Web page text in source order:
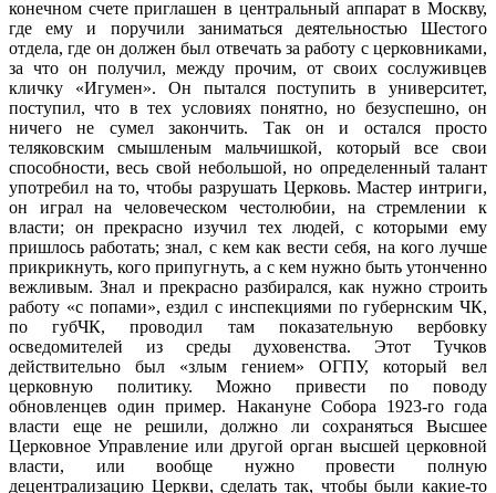
конечном счете приглашен в центральный аппарат в Москву,
где ему и поручили заниматься деятельностью Шестого
отдела, где он должен был отвечать за работу с церковниками,
за что он получил, между прочим, от своих сослуживцев
кличку «Игумен». Он пытался поступить в университет,
поступил, что в тех условиях понятно, но безуспешно, он
ничего не сумел закончить. Так он и остался просто
теляковским смышленым мальчишкой, который все свои
способности, весь свой небольшой, но определенный талант
употребил на то, чтобы разрушать Церковь. Мастер интриги,
он играл на человеческом честолюбии, на стремлении к
власти; он прекрасно изучил тех людей, с которыми ему
пришлось работать; знал, с кем как вести себя, на кого лучше
прикрикнуть, кого припугнуть, а с кем нужно быть утонченно
вежливым. Знал и прекрасно разбирался, как нужно строить
работу «с попами», ездил с инспекциями по губернским ЧК,
по губЧК, проводил там показательную вербовку
осведомителей из среды духовенства. Этот Тучков
действительно был «злым гением» ОГПУ, который вел
церковную политику. Можно привести по поводу
обновленцев один пример. Накануне Собора 1923-го года
власти еще не решили, должно ли сохраняться Высшее
Церковное Управление или другой орган высшей церковной
власти, или вообще нужно провести полную
децентрализацию Церкви, сделать так, чтобы были какие-то